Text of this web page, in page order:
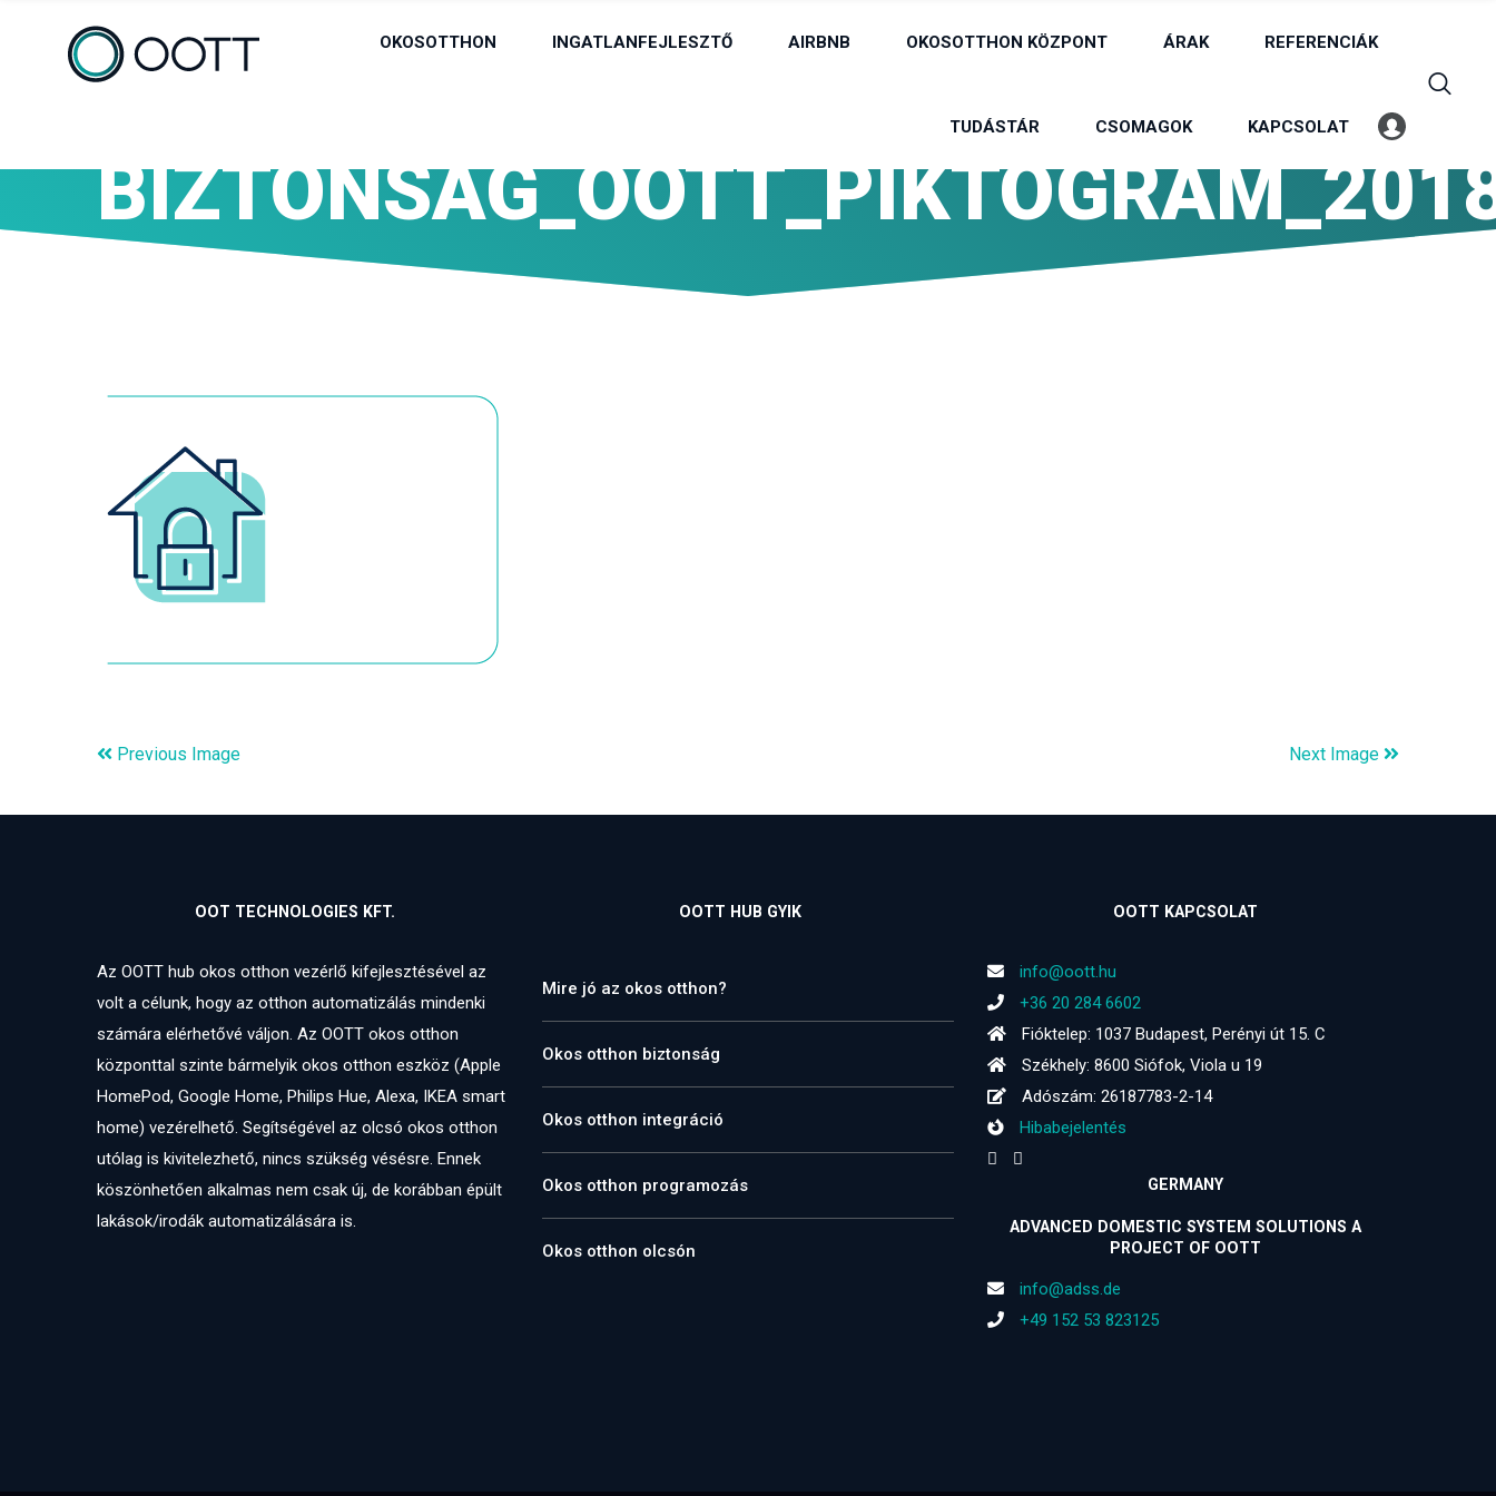
OKOSOTTHON INGATLANFEJLESZTŐ AIRBNB OKOSOTTHON KÖZPONT ÁRAK REFERENCIÁK
TUDÁSTÁR CSOMAGOK KAPCSOLAT Belépés
Profil
Previous Image Next Image
OOT TECHNOLOGIES KFT.
Az OOTT hub okos otthon vezérlő kifejlesztésével az
volt a célunk, hogy az otthon automatizálás mindenki
számára elérhetővé váljon. Az OOTT okos otthon
központtal szinte bármelyik okos otthon eszköz (Apple
HomePod, Google Home, Philips Hue, Alexa, IKEA smart
home) vezérelhető. Segítségével az olcsó okos otthon
utólag is kivitelezhető, nincs szükség vésésre. Ennek
köszönhetően alkalmas nem csak új, de korábban épült
lakások/irodák automatizálására is.
OOTT HUB GYIK
Mire jó az okos otthon?
Okos otthon biztonság
Okos otthon integráció
Okos otthon programozás
Okos otthon olcsón
OOTT KAPCSOLAT
info@oott.hu
+36 20 284 6602
Fióktelep: 1037 Budapest, Perényi út 15. C
Székhely: 8600 Siófok, Viola u 19
Adószám: 26187783-2-14
Hibabejelentés
GERMANY
ADVANCED DOMESTIC SYSTEM SOLUTIONS A
PROJECT OF OOTT
info@adss.de
+49 152 53 823125